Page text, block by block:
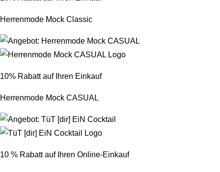
Herrenmode Mock Classic
10% Rabatt auf Ihren Einkauf
Herrenmode Mock CASUAL
10 % Rabatt auf Ihren Online-Einkauf